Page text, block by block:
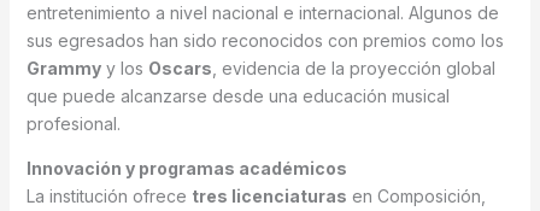
entretenimiento a nivel nacional e internacional. Algunos de
sus egresados han sido reconocidos con premios como los
Grammyy los Oscars , evidencia de la proyección global
que puede alcanzarse desde una educación musical
profesional.
Innovación y programas académicos
La institución ofrece tres licenciaturas en Composición,